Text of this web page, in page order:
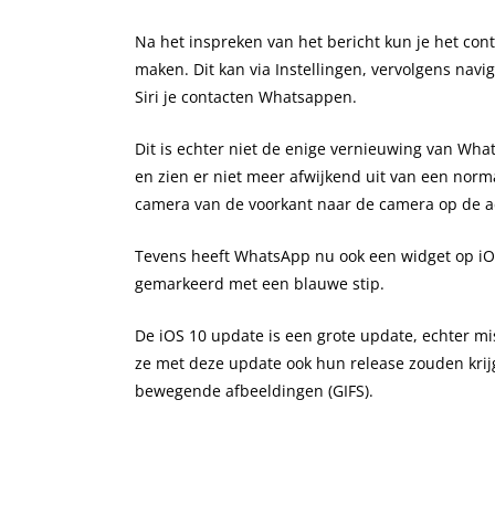
Na het inspreken van het bericht kun je het
maken. Dit kan via Instellingen, vervolgens
Siri je contacten Whatsappen.
Dit is echter niet de enige vernieuwing van
en zien er niet meer afwijkend uit van een
camera van de voorkant naar de camera op de
Tevens heeft WhatsApp nu ook een widget op
gemarkeerd met een blauwe stip.
De iOS 10 update is een grote update, echter
ze met deze update ook hun release zouden
bewegende afbeeldingen (GIFS).